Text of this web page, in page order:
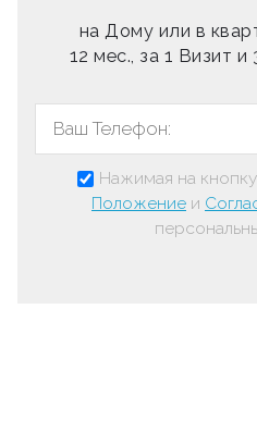
на Дому или в
12 мес., за 1 Визит и
Нажимая на
Положение и